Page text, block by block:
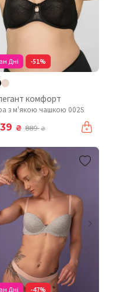
Дні -51%
комфорт
з м'якою чашкою 002S
₴ 889₴
Дні -47%